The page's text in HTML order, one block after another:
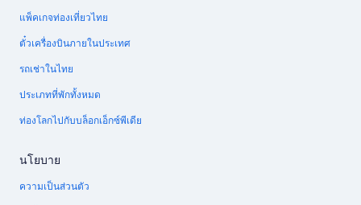
แพ็คเกจท่องเที่ยวไทย
ตั๋วเครื่องบินภายในประเทศ
รถเช่าในไทย
ประเภทที่พักทั้งหมด
ท่องโลกไปกับบล็อกเอ็กซ์พีเดีย
นโยบาย
ความเป็นส่วนตัว